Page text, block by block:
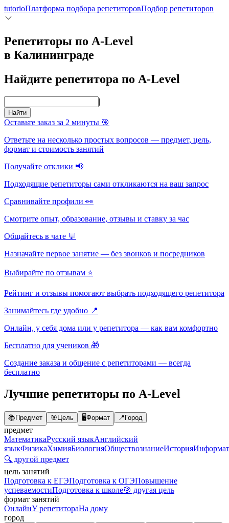
tutorioПлатформа подбора репетиторовПодбор репетиторов
Репетиторы по A-Level
в Калининграде
Найдите репетитора по A-Level
|
Найти
Оставьте заказ за 2 минуты 🎯
Ответьте на несколько простых вопросов — предмет, цель,
формат и стоимость занятий
Получайте отклики 📢
Подходящие репетиторы сами откликаются на ваш запрос
Сравнивайте профили 👀
Смотрите опыт, образование, отзывы и ставку за час
Общайтесь в чате 💬
Назначайте первое занятие — без звонков и посредников
Выбирайте по отзывам ⭐
Рейтинг и отзывы помогают выбрать подходящего репетитора
Занимайтесь где удобно 📍
Онлайн, у себя дома или у репетитора — как вам комфортно
Бесплатно для учеников 🎁
Создание заказа и общение с репетиторами — всегда
бесплатно
Лучшие репетиторы по A-Level
📚Предмет 🎯Цель 🖥️Формат 📍Город
предмет
МатематикаРусский языкАнглийский
языкФизикаХимияБиологияОбществознаниеИстория
🔍 другой предмет
цель занятий
Подготовка к ЕГЭПодготовка к ОГЭПовышение
успеваемостиПодготовка к школе🎯 другая цель
формат занятий
ОнлайнУ репетитораНа дому
город